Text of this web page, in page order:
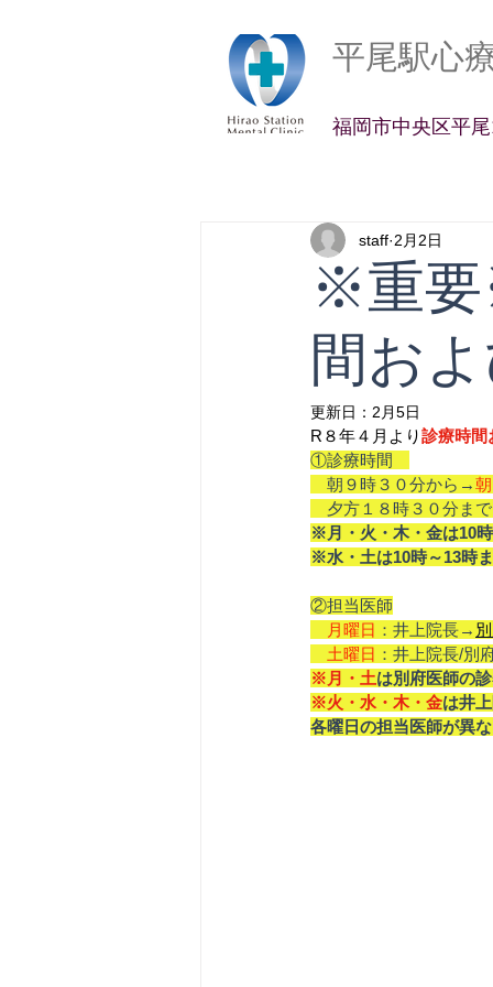
平尾駅心
福岡市中央区平
​​※重
間お
staff 2月2日
更新日： 2月5日
R８年４月より診療時間
①診療時間
朝９時３０分から→
夕方１８時３０分ま
※月・火・木・金は10
※水・土は10時～13時
②担当医師
月曜日 ：井上院長→
土曜日 ：井上院長/別
※月・土は別府医師の
※火・水・木・金は井
各曜日の担当医師が異